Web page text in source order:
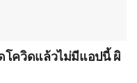
โควิดแล้วไม่มีแอปนี้ ผิ